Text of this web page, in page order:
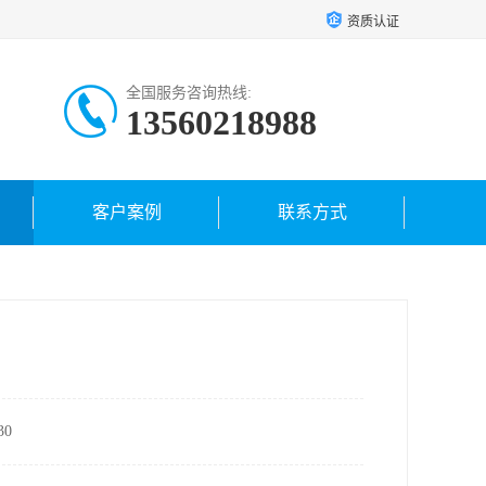
资质认证
全国服务咨询热线:
13560218988
客户案例 联系方式